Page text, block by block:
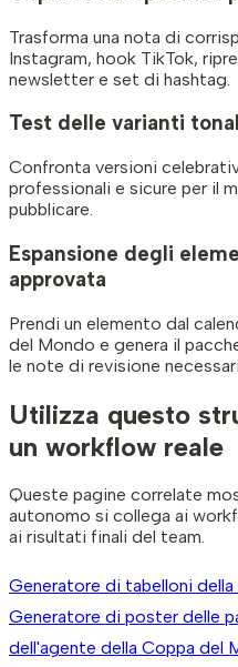
Trasforma una nota di
Instagram, hook TikTok,
newsletter e set di hashtag.
Test delle varianti
Confronta versioni
professionali e sicure per il
pubblicare.
Espansione degli
approvata
Prendi un elemento dal
del Mondo e genera il
le note di revisione
Utilizza questo
un workflow reale
Queste pagine correlate
autonomo si collega ai
ai risultati finali del team.
Generatore di tabelloni
Generatore di poster delle
dell'agente della Coppa del